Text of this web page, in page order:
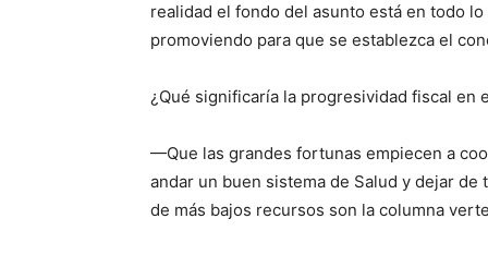
realidad el fondo del asunto está en todo
promoviendo para que se establezca el
¿Qué significaría la progresividad fiscal en
—Que las grandes fortunas empiecen a
andar un buen sistema de Salud y dejar
de más bajos recursos son la columna